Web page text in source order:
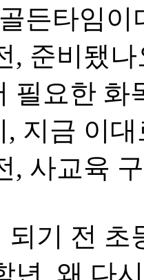
든타임이
, 준비됐나
필요한 화
, 지금 이
, 사교육
되기 전
년, 왜 다